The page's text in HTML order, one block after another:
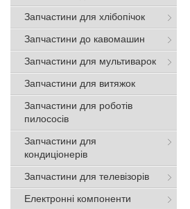
Запчастини для хлібопічок
Запчастини до кавомашин
Запчастини для мультиварок
Запчастини для витяжок
Запчастини для роботів
пилососів
Запчастини для
кондиціонерів
Запчастини для телевізорів
Електронні компоненти